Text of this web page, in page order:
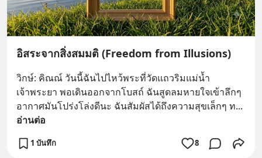
อิสระจากสิ่งสมมติ (Freedom from Illusions)
วิกษ์: คิณณ์ วันนี้ฉันไปไหว้พระที่วัดแถวริมแม่น้ำ
เจ้าพระยา พอเดินออกจากโบสถ์ ฉันสูดลมหายใจเข้าลึกๆ
อากาศมันโปร่งโล่งดีนะ ฉันสัมผัสได้ถึงความสุขเล็กๆ ท
อ่านต่อ
1 บันทึก 8